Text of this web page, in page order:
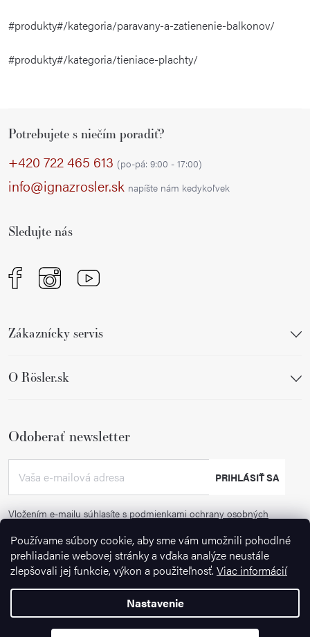
Používame súbory cookie, aby sme vám umožnili pohodlné
prehliadanie webovej stránky a vďaka analýze neustále
zlepšovali jej funkcie, výkon a použiteľnosť. Viac informácií
Nastavenie
#produkty#/kategoria/paravany-a-zatienenie-balkonov/
#produkty#/kategoria/tieniace-plachty/
Potrebujete s niečím poradiť?
+420 722 465 613 (po-pá: 9:00 - 17:00)
info@ignazrosler.sk napíšte nám kedykoľvek
Sledujte nás
Zákaznícky servis
O Rösler.sk
Odoberať newsletter
Vložením e-mailu súhlasíte spodmienkami ochrany osobných
PRIHLÁSIŤ SA
Ignazrosler.sk. Všetky práva vyhradené.